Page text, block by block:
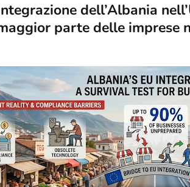
dell’Albania
parte delle imprese